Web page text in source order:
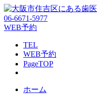
06-6671-5977
WEB予約
TEL
WEB予約
PageTOP
ホーム